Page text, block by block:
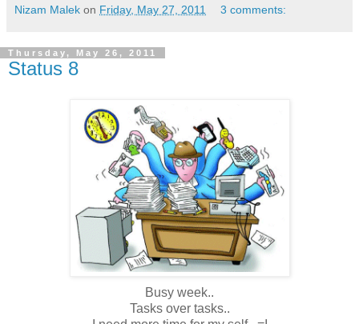
Nizam Malek on Friday, May 27, 2011 3 comments:
Thursday, May 26, 2011
Status 8
Busy week..
Tasks over tasks..